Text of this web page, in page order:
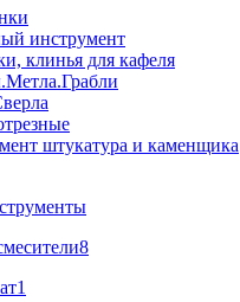
инструмент
клинья для кафеля
штукатура и каменщика
8
1